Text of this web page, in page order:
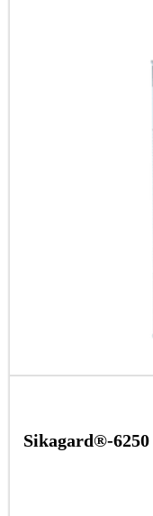
Sikagard®-6250